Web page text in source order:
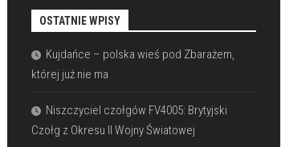
OSTATNIE WPISY
Kujdańce – polska wieś pod Zbarażem,
której już nie ma
Niszczyciel czołgów FV4005: Brytyjski
Czołg z Okresu II Wojny Światowej